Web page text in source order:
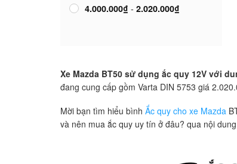
4.000.000₫ - 2.020.000₫
Xe Mazda BT50 sử dụng ắc quy 12V với
đang cung cấp gồm Varta DIN 5753 giá
Mời bạn tìm hiểu bình Ắc quy cho xe Mazda
và nên mua ắc quy uy tín ở đâu? qua nội